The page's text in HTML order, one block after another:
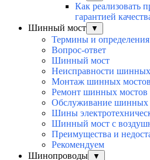
Как реализовать
гарантией
Шинный мост
▼
Термины и определения
Вопрос-ответ
Шинный мост
Неисправности
Монтаж шинных мостов
Ремонт шинных мостов
Обслуживание шинных
Шины
Шинный мост с
Преимущества и
Рекомендуем
Шинопроводы
▼